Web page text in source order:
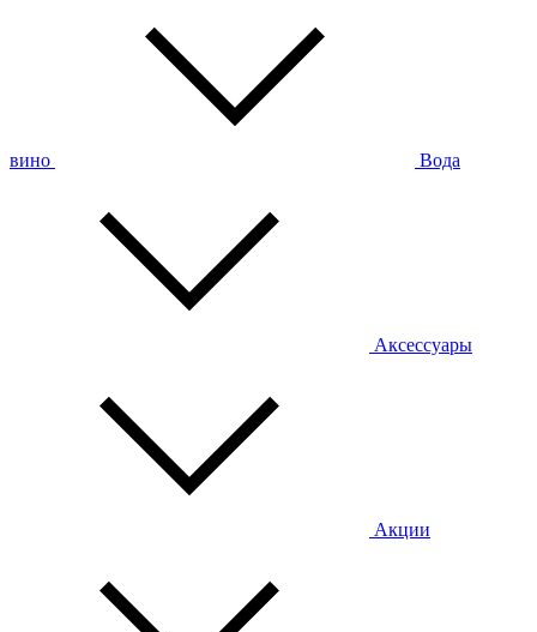
вино Вода
Аксессуары
Акции